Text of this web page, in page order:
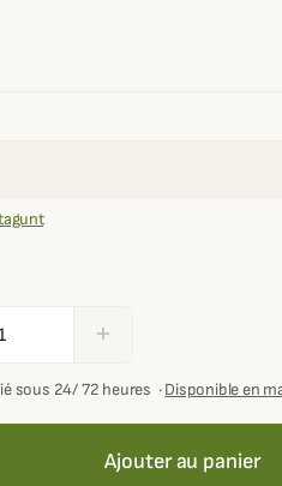
add
sous 24/ 72 heures ·Disponible en
Ajouter au panier